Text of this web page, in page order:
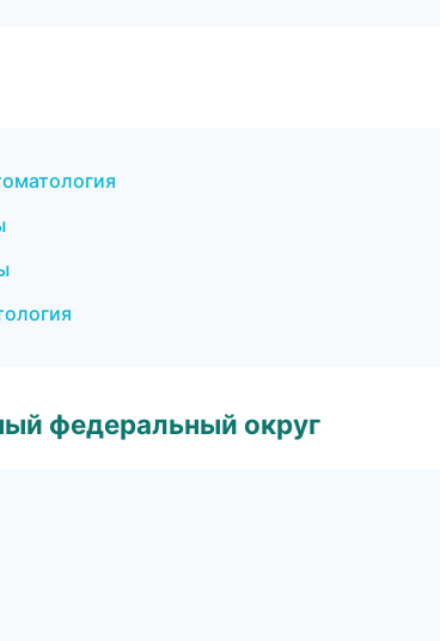
федеральный округ